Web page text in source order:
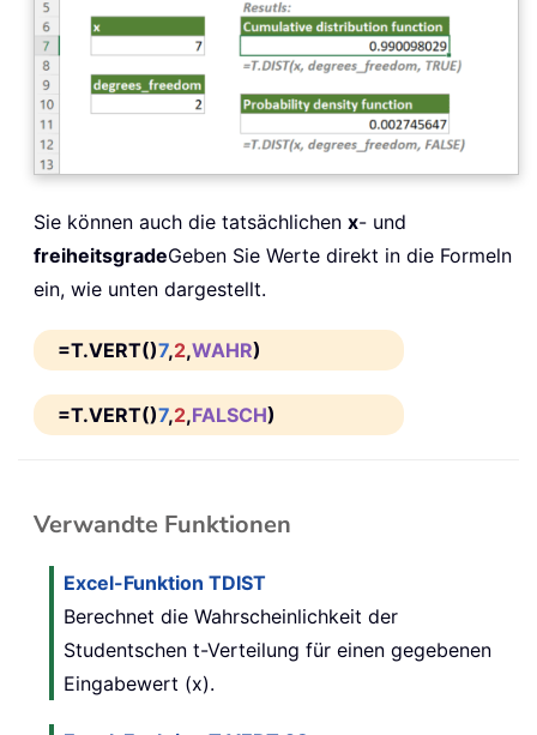
Sie können auch die tatsächlichen x- und
freiheitsgradeGeben Sie Werte direkt in die Formeln
ein, wie unten dargestellt.
=T.VERT()7,2,WAHR)
=T.VERT()7,2,FALSCH)
Verwandte Funktionen
Excel-Funktion TDIST
Berechnet die Wahrscheinlichkeit der
Studentschen t-Verteilung für einen gegebenen
Eingabewert (x).